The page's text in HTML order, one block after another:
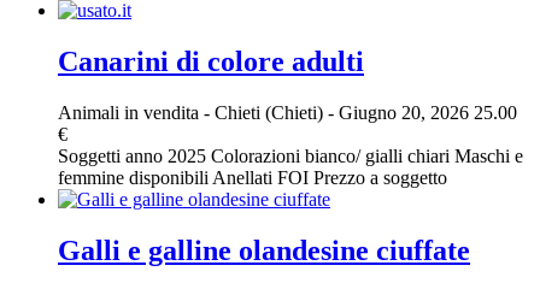
Canarini di colore adulti
Animali in vendita - Chieti (Chieti) - Giugno 20, 2026 25.00
€
Soggetti anno 2025 Colorazioni bianco/ gialli chiari Maschi e
femmine disponibili Anellati FOI Prezzo a soggetto
Galli e galline olandesine ciuffate